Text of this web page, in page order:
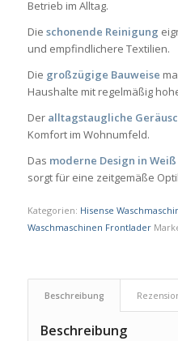
Betrieb im Alltag.
Die schonende Reinigung
und empfindlichere Textilien.
Die großzügige Bauweise
Haushalte mit regelmäßig
Der alltagstaugliche
Komfort im Wohnumfeld.
Das moderne Design in
sorgt für eine zeitgemäße
Kategorien: Hisense
Waschmaschinen Frontlader
Beschreibung
Beschreibung